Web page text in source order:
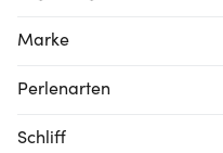
Marke
Perlenarten
Schliff